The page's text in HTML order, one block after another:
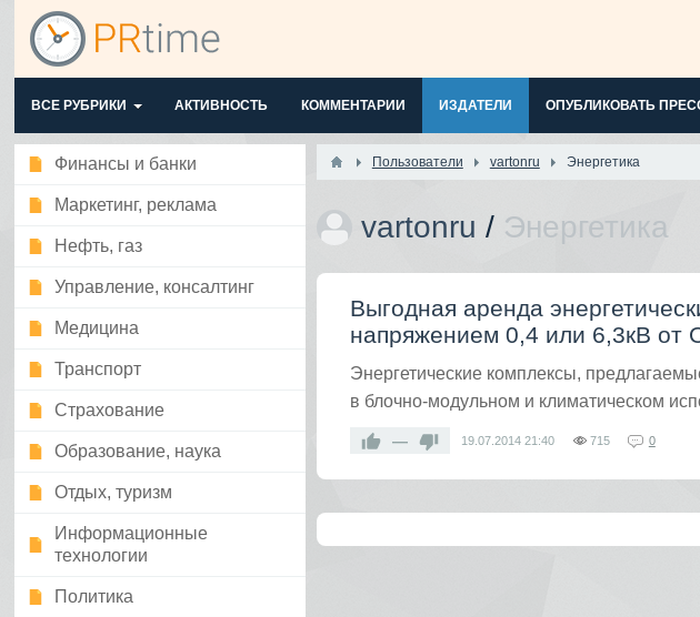
ВСЕ РУБРИКИ АКТИВНОСТЬ КОММЕНТАРИИ ИЗДАТЕЛИ ОПУБЛИКОВАТЬ
Финансы и банки
Маркетинг, реклама
Нефть, газ
Управление, консалтинг
Медицина
Транспорт
Страхование
Образование, наука
Отдых, туризм
Информационные
технологии
Политика
Пользователи vartonru Энергетика
vartonru / Энергетика
Выгодная аренда
напряжением 0,4 или 6,3кВ
Энергетические комплексы,
в блочно-модульном и климатическом
— 19.07.2014 21:40 715 0